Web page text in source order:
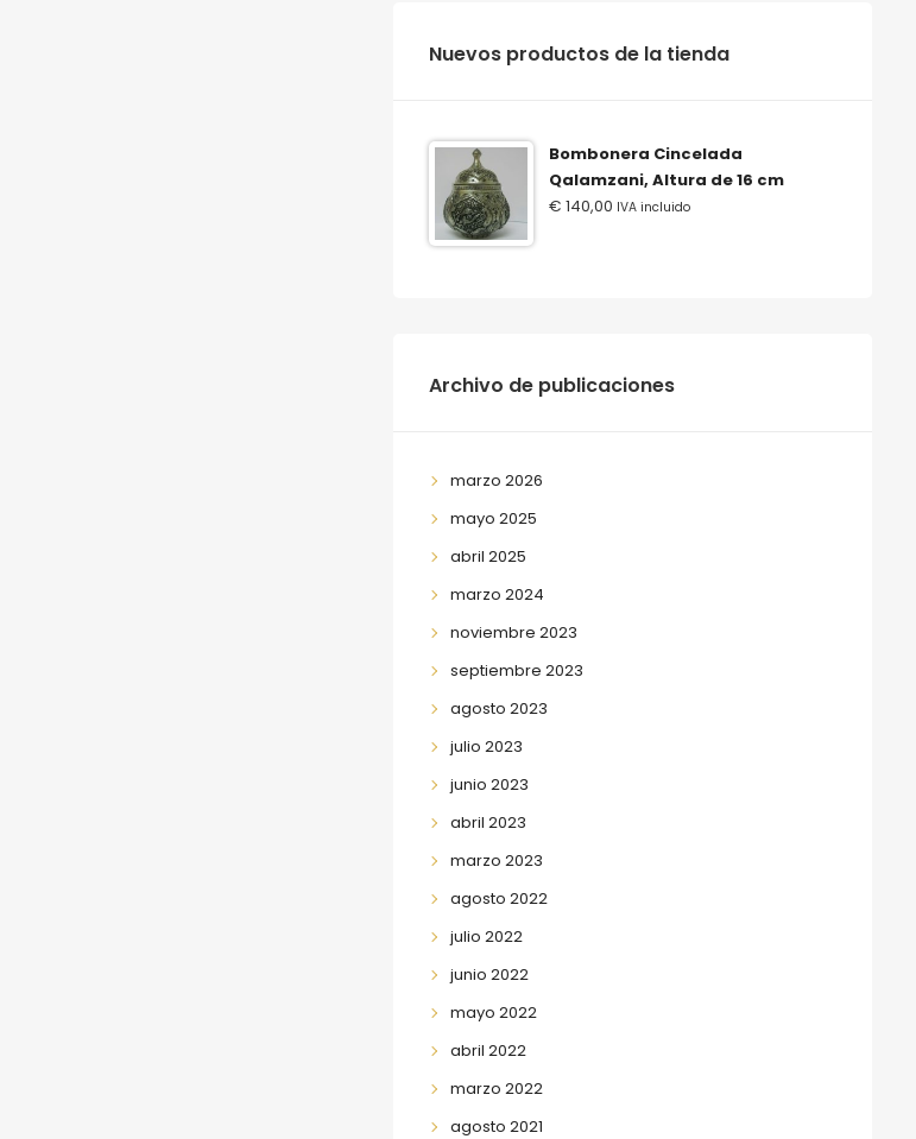
‫‪Nuevos‬‬ ‫‪productos‬‬ ‫‪de‬‬ ‫‪la‬‬ ‫‪tienda‬‬
Bombonera Cincelada
Qalamzani, Altura de 16 cm
€ 140,00 IVA incluido
Archivo de publicaciones
marzo 2026
mayo 2025
abril 2025
marzo 2024
noviembre 2023
septiembre 2023
agosto 2023
julio 2023
junio 2023
abril 2023
marzo 2023
agosto 2022
julio 2022
junio 2022
mayo 2022
abril 2022
marzo 2022
agosto 2021